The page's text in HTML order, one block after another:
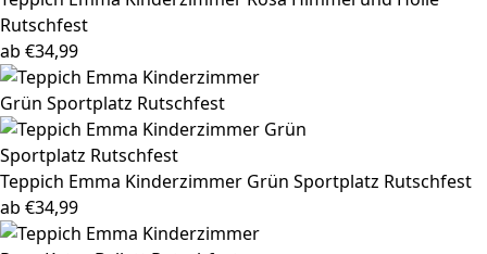
Rutschfest
ab €34,99
Teppich Emma Kinderzimmer Grün Sportplatz Rutschfest
ab €34,99